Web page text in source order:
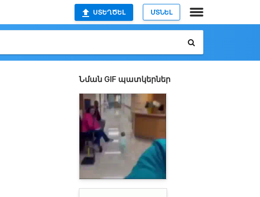
ՍՏԵՂԾԵԼ ՄՏՆԵԼ
Նման GIF պատկերներ